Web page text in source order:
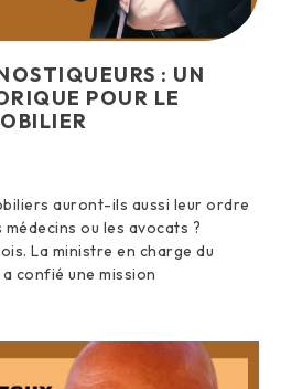
: UN
POUR LE
auront-ils aussi leur ordre
ou les avocats ?
La ministre en charge du
confié une mission